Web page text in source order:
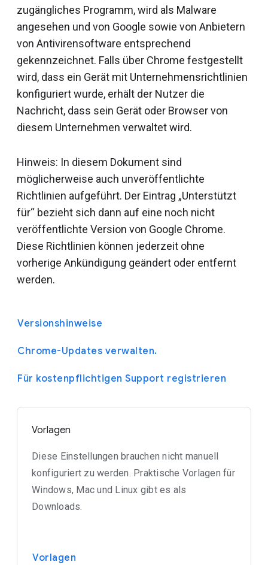
zugängliches Programm, wird als Malware
angesehen und von Google sowie von Anbietern
von Antivirensoftware entsprechend
gekennzeichnet. Falls über Chrome festgestellt
wird, dass ein Gerät mit Unternehmensrichtlinien
konfiguriert wurde, erhält der Nutzer die
Nachricht, dass sein Gerät oder Browser von
diesem Unternehmen verwaltet wird.
Hinweis: In diesem Dokument sind
möglicherweise auch unveröffentlichte
Richtlinien aufgeführt. Der Eintrag „Unterstützt
für“ bezieht sich dann auf eine noch nicht
veröffentlichte Version von Google Chrome.
Diese Richtlinien können jederzeit ohne
vorherige Ankündigung geändert oder entfernt
werden.
Versionshinweise
Chrome-Updates verwalten.
Für kostenpflichtigen Support registrieren
Vorlagen
Diese Einstellungen brauchen nicht manuell
konfiguriert zu werden. Praktische Vorlagen für
Windows, Mac und Linux gibt es als
Downloads.
Vorlagen